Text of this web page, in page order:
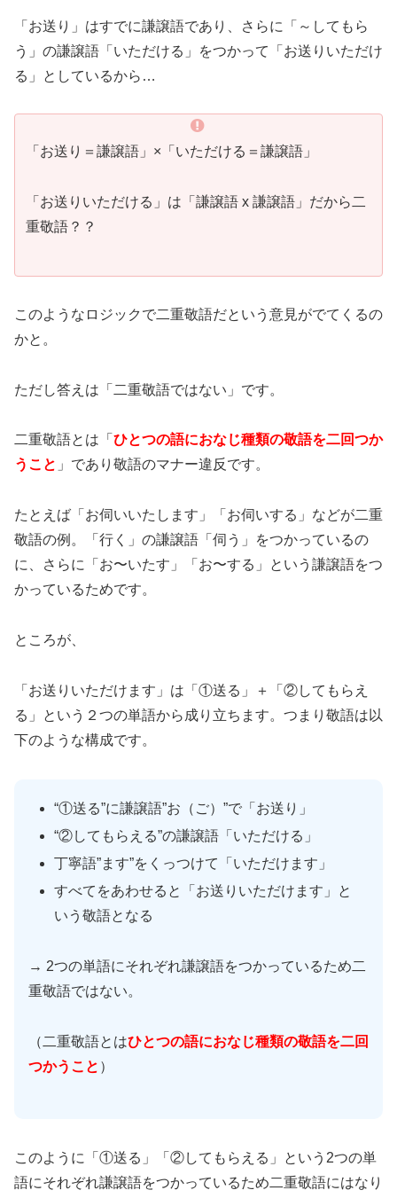
「お送り」はすでに謙譲語であり、さらに「～してもら
う」の謙譲語「いただける」をつかって「お送りいただけ
る」としているから…
「お送り＝謙譲語」×「いただける＝謙譲語」
「お送りいただける」は「謙譲語 x 謙譲語」だから二
重敬語？？
このようなロジックで二重敬語だという意見がでてくるの
かと。
ただし答えは「二重敬語ではない」です。
二重敬語とは「 ひとつの語におなじ種類の敬語を二回つか
うこと 」であり敬語のマナー違反です。
たとえば「お伺いいたします」「お伺いする」などが二重
敬語の例。「行く」の謙譲語「伺う」をつかっているの
に、さらに「お〜いたす」「お〜する」という謙譲語をつ
かっているためです。
ところが、
「お送りいただけます」は「①送る」＋「②してもらえ
る」という２つの単語から成り立ちます。つまり敬語は以
下のような構成です。
“①送る”に謙譲語”お（ご）”で「お送り」
“②してもらえる”の謙譲語「いただける」
丁寧語”ます”をくっつけて「いただけます」
すべてをあわせると「お送りいただけます」と
いう敬語となる
→ 2つの単語にそれぞれ謙譲語をつかっているため二
重敬語ではない。
（二重敬語とはひとつの語におなじ種類の敬語を二回
つかうこと ）
このように「①送る」「②してもらえる」という2つの単
語にそれぞれ謙譲語をつかっているため二重敬語にはなり